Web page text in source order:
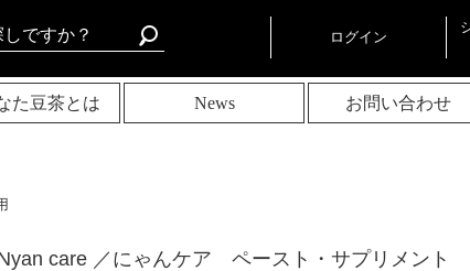
ログイン
た豆茶とは News お問い合わせ
care ／にゃんケア ペースト・サプリメント